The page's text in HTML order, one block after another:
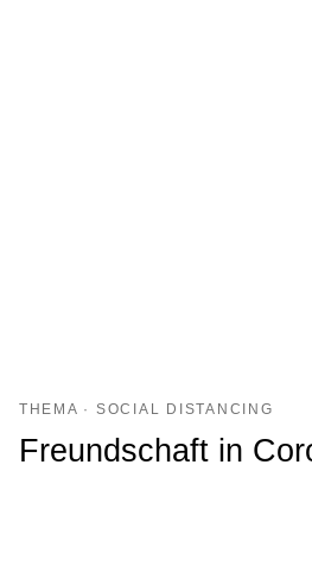
THEMA · SOCIAL DISTANCING
Freundschaft in